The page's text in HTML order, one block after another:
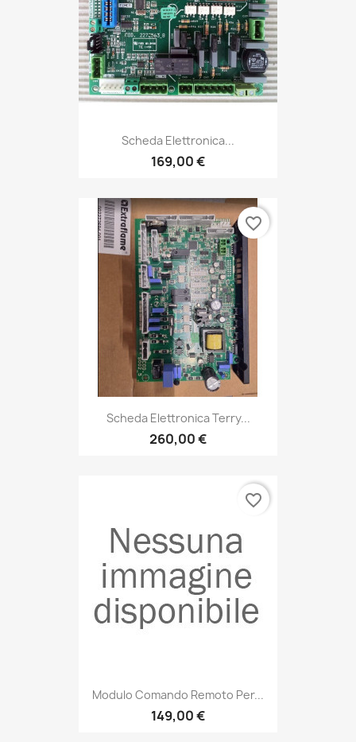
Scheda Elettronica...
169,00 €
Scheda Elettronica Terry...
260,00 €
favorite_border
Modulo Comando Remoto Per...
149,00 €
favorite_border